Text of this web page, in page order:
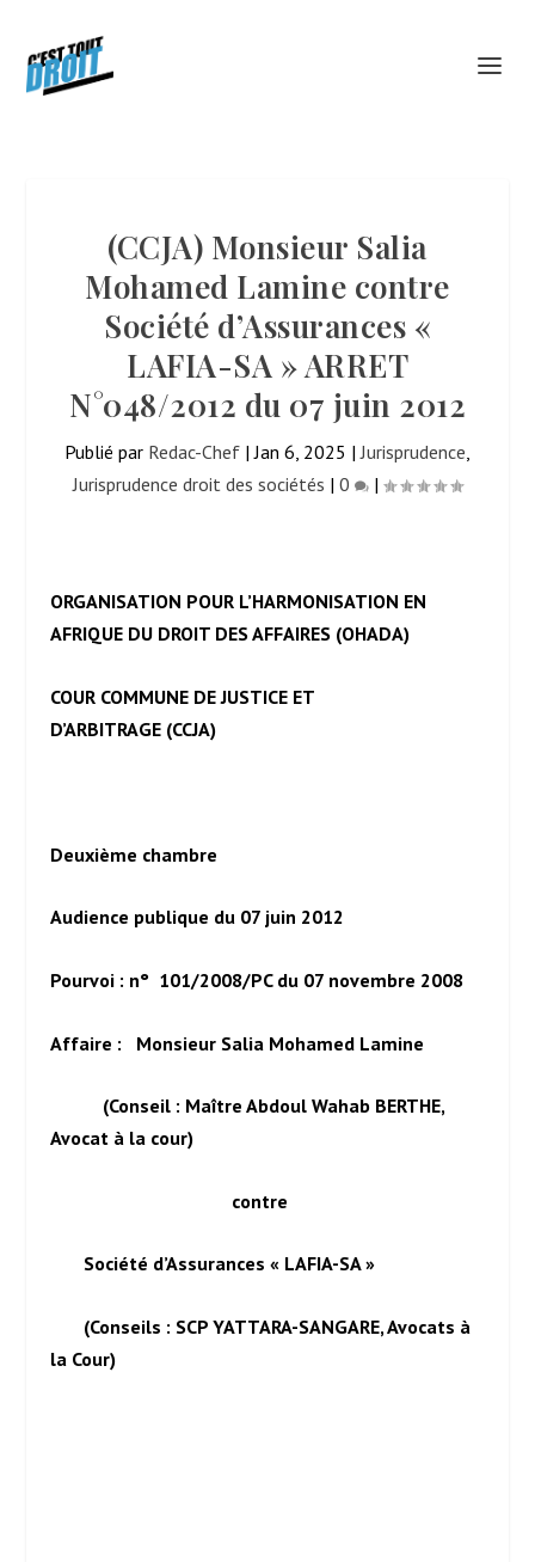
(CCJA) Monsieur Salia
Mohamed Lamine contre
Société d’Assurances «
LAFIA-SA » ARRET
N°048/2012 du 07 juin 2012
Publié par Redac-Chef |Jan 6, 2025 |Jurisprudence,
Jurisprudence droit des sociétés | 0 |
ORGANISATION POUR L’HARMONISATION EN
AFRIQUE DU DROIT DES AFFAIRES (OHADA)
COUR COMMUNE DE JUSTICE ET
D’ARBITRAGE (CCJA)
Deuxième chambre
Audience publique du 07 juin 2012
Pourvoi : n° 101/2008/PC du 07 novembre 2008
Affaire : Monsieur Salia Mohamed Lamine
(Conseil : Maître Abdoul Wahab BERTHE,
Avocat à la cour)
contre
Société d’Assurances « LAFIA-SA »
(Conseils : SCP YATTARA-SANGARE, Avocats à
la Cour)